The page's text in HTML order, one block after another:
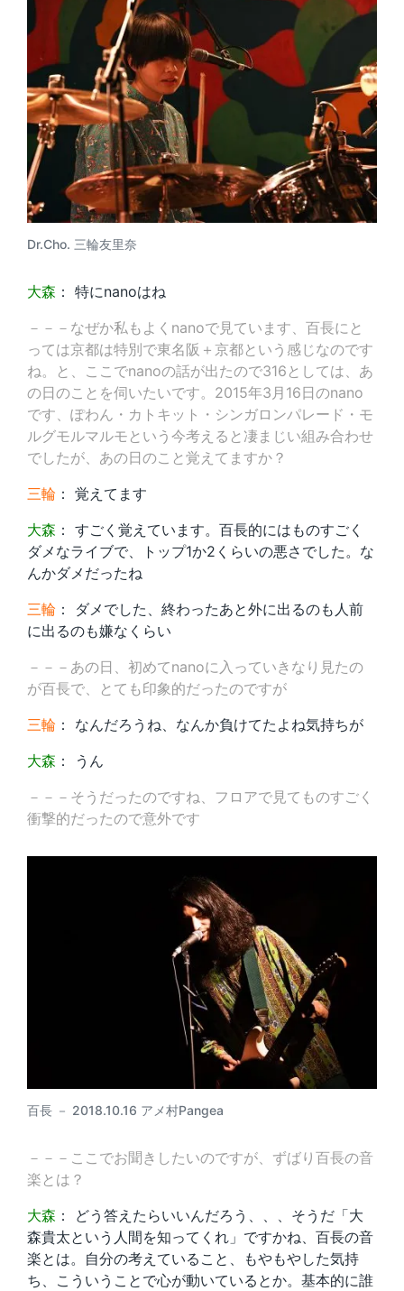
Dr.Cho. 三輪友里奈
大森 ： 特にnanoはね
－－－なぜか私もよくnanoで見ています、百長にと
っては京都は特別で東名阪＋京都という感じなのです
ね。と、ここでnanoの話が出たので316としては、あ
の日のことを伺いたいです。2015年3月16日のnano
です、ぽわん・カトキット・シンガロンパレード・モ
ルグモルマルモという今考えると凄まじい組み合わせ
でしたが、あの日のこと覚えてますか？
三輪 ： 覚えてます
大森 ： すごく覚えています。百長的にはものすごく
ダメなライブで、トップ1か2くらいの悪さでした。な
んかダメだったね
三輪 ： ダメでした、終わったあと外に出るのも人前
に出るのも嫌なくらい
－－－あの日、初めてnanoに入っていきなり見たの
が百長で、とても印象的だったのですが
三輪 ： なんだろうね、なんか負けてたよね気持ちが
大森 ： うん
－－－そうだったのですね、フロアで見てものすごく
衝撃的だったので意外です
百長 － 2018.10.16 アメ村Pangea
－－－ここでお聞きしたいのですが、ずばり百長の音
楽とは？
大森 ： どう答えたらいいんだろう、、、そうだ「大
森貴太という人間を知ってくれ」ですかね、百長の音
楽とは。自分の考えていること、もやもやした気持
ち、こういうことで心が動いているとか。基本的に誰